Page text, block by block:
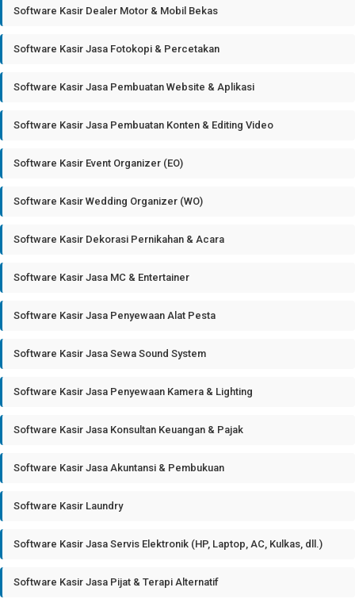
Software Kasir Dealer Motor & Mobil Bekas
Software Kasir Jasa Fotokopi & Percetakan
Software Kasir Jasa Pembuatan Website & Aplikasi
Software Kasir Jasa Pembuatan Konten & Editing Video
Software Kasir Event Organizer (EO)
Software Kasir Wedding Organizer (WO)
Software Kasir Dekorasi Pernikahan & Acara
Software Kasir Jasa MC & Entertainer
Software Kasir Jasa Penyewaan Alat Pesta
Software Kasir Jasa Sewa Sound System
Software Kasir Jasa Penyewaan Kamera & Lighting
Software Kasir Jasa Konsultan Keuangan & Pajak
Software Kasir Jasa Akuntansi & Pembukuan
Software Kasir Laundry
Software Kasir Jasa Servis Elektronik (HP, Laptop, AC, Kulkas, dll.)
Software Kasir Jasa Pijat & Terapi Alternatif